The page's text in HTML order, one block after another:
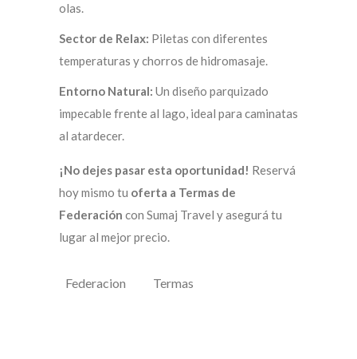
olas.
Sector de Relax: Piletas con diferentes
temperaturas y chorros de hidromasaje.
Entorno Natural: Un diseño parquizado
impecable frente al lago, ideal para caminatas
al atardecer.
¡No dejes pasar esta oportunidad! Reservá
hoy mismo tu oferta a Termas de
Federación con Sumaj Travel y asegurá tu
lugar al mejor precio.
Federacion Termas